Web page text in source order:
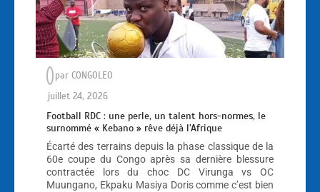
par CONGOLEO
juillet 24, 2026
Football RDC : une perle, un talent hors-normes, le
surnommé « Kebano » rêve déjà l’Afrique
Écarté des terrains depuis la phase classique de la
60e coupe du Congo après sa dernière blessure
contractée lors du choc DC Virunga vs OC
Muungano, Ekpaku Masiya Doris comme c’est bien